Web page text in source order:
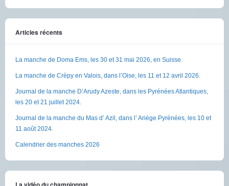
Articles récents
La manche de Doma Ems, les 30 et 31 mai 2026, en Suisse.
La manche de Crèpy en Valois, dans l’Oise, les 11 et 12 avril 2026.
Journal de la manche D’Arudy Azeste, dans les Pyrénées Atlantiques,
les 20 et 21 juillet 2024.
Journal de la manche du Mas d’ Azil, dans l’ Ariège Pyrénées, les 10 et
11 août 2024.
Calendrier des manches 2026